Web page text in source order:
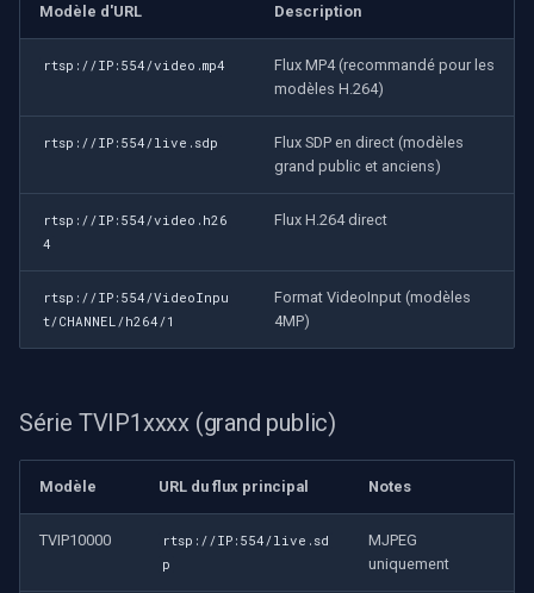
Modèle d'URL Description
rtsp://IP:554/video.mp4
Flux MP4 (recommandé pour les
modèles H.264)
rtsp://IP:554/live.sdp
Flux SDP en direct (modèles
grand public et anciens)
rtsp://IP:554/video.h26
4
Flux H.264 direct
rtsp://IP:554/VideoInpu
t/CHANNEL/h264/1
Format VideoInput (modèles
4MP)
Série TVIP1xxxx (grand public)
Modèle URL du flux principal Notes
TVIP10000
rtsp://IP:554/live.sd
p
MJPEG
uniquement